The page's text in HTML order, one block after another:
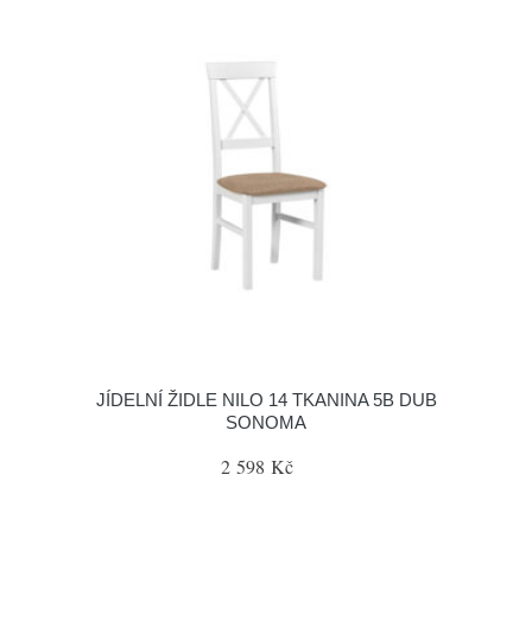
JÍDELNÍ ŽIDLE NILO 14 TKANINA 5B DUB
SONOMA
2 598 Kč